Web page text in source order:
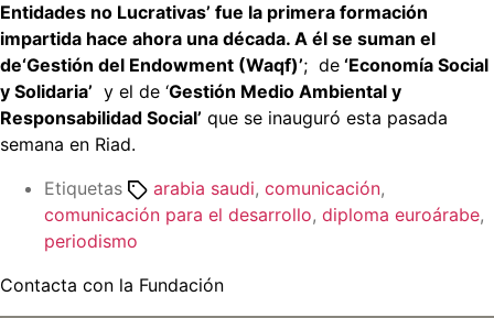
Entidades no Lucrativas’ fue la primera formación
impartida hace ahora una década. A él se suman el
de‘Gestión del Endowment (Waqf)’; de ‘Economía Social
y Solidaria’ y el de ‘Gestión Medio Ambiental y
Responsabilidad Social’ que se inauguró esta pasada
semana en Riad.
Etiquetas
arabia saudi, comunicación,
comunicación para el desarrollo, diploma euroárabe,
periodismo
Contacta con la Fundación